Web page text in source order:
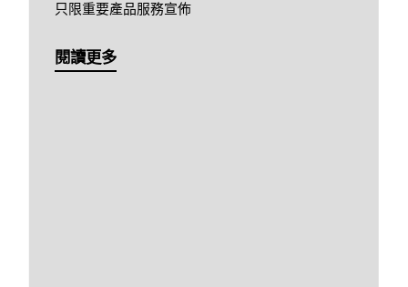
只限重要產品服務宣佈
閱讀更多